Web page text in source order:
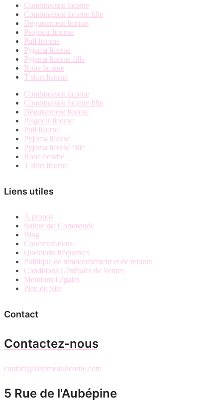
Combinaison licorne
Combinaison licorne fille
Déguisement licorne
Peignoir licorne
Pull licorne
Pyjama licorne
Pyjama licorne fille
Robe licorne
T shirt licorne
Combinaison licorne
Combinaison licorne fille
Déguisement licorne
Peignoir licorne
Pull licorne
Pyjama licorne
Pyjama licorne fille
Robe licorne
T shirt licorne
Liens utiles
À propos
Suivre ma Commande
Blog
Contactez-nous
Questions fréquentes
Politique de remboursement et de retours
Conditions Générales de Ventes
Mentions Légales
Plan du Site
Contact
Contactez-nous
contact@vetement-licorne.com
5 Rue de l'Aubépine